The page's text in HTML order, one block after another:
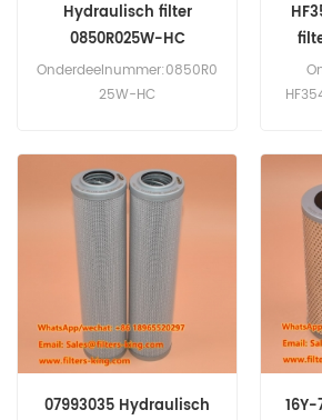
Hydraulisch filter
0850R025W-HC
0850R025WHC
Onderdeelnummer:0850R0
25W-HC
vervanging Minimale
bestelhoeveelheid:60 stuks
07993035 Hydraulisch